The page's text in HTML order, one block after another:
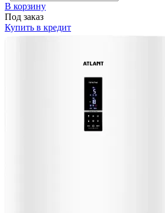
В корзину
Под заказ
Купить в кредит